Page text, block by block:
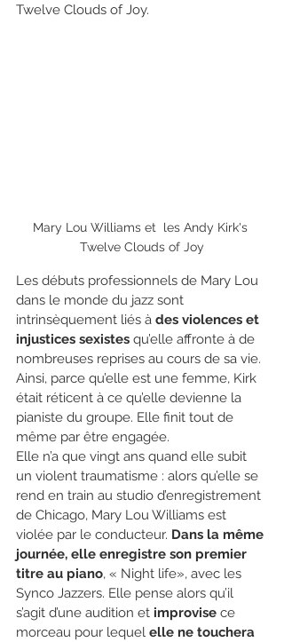
Twelve Clouds of Joy.
Mary Lou Williams et  les Andy Kirk's
Twelve Clouds of Joy
Les débuts professionnels de Mary Lou
dans le monde du jazz sont
intrinsèquement liés à des violences et
injustices sexistes qu’elle affronte à de
nombreuses reprises au cours de sa vie.
Ainsi, parce qu’elle est une femme, Kirk
était réticent à ce qu’elle devienne la
pianiste du groupe. Elle finit tout de
même par être engagée.
Elle n’a que vingt ans quand elle subit
un violent traumatisme : alors qu’elle se
rend en train au studio d’enregistrement
de Chicago, Mary Lou Williams est
violée par le conducteur. Dans la même
journée, elle enregistre son premier
titre au piano, « Night life», avec les
Synco Jazzers. Elle pense alors qu’il
s’agit d’une audition et improvise ce
morceau pour lequel elle ne touchera